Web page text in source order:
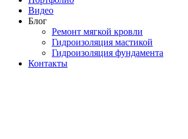
Видео
Блог
Ремонт мягкой кровли
Гидроизоляция мастикой
Гидроизоляция фундамента
Контакты